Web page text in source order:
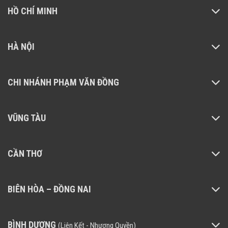
Dung lượng lớn 20000mAh đáp ứng
Sở hữu viên pin dung lượng cao lên
HỒ CHÍ MINH
HÀ NỘI
CHI NHÁNH PHẠM VĂN ĐỒNG
VŨNG TÀU
CẦN THƠ
BIÊN HÒA – ĐỒNG NAI
BÌNH DƯƠNG (Liên Kết - Nhượng Quyền)